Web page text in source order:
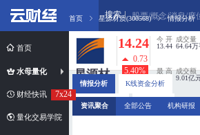
首页
水母量化
财经快讯 7x24
量化交易学院
首页 星源材质(300568) 情报分析
搜索 股票/概念/消息/席
星源材
质
300568
14.24
0.73
5.40%
今 开
13.44
成交量
64.64万
最 高 成交额
9.01亿
最 低
13.31
换手率
0%
情报分析 K线资金分析
分时资金分析 新闻扫描
资讯聚合 全部公告 机构研报